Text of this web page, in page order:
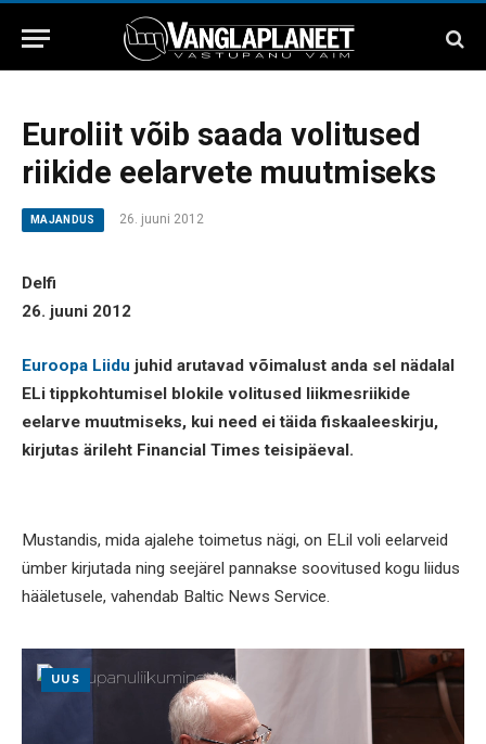
Euroliit võib saada volitused
riikide eelarvete muutmiseks
MAJANDUS 26. juuni 2012
Delfi
26. juuni 2012
Euroopa Liidu juhid arutavad võimalust anda sel nädalal
ELi tippkohtumisel blokile volitused liikmesriikide
eelarve muutmiseks, kui need ei täida fiskaaleeskirju,
kirjutas ärileht Financial Times teisipäeval.
Mustandis, mida ajalehe toimetus nägi, on ELil voli eelarveid
ümber kirjutada ning seejärel pannakse soovitused kogu liidus
hääletusele, vahendab Baltic News Service.
UUS